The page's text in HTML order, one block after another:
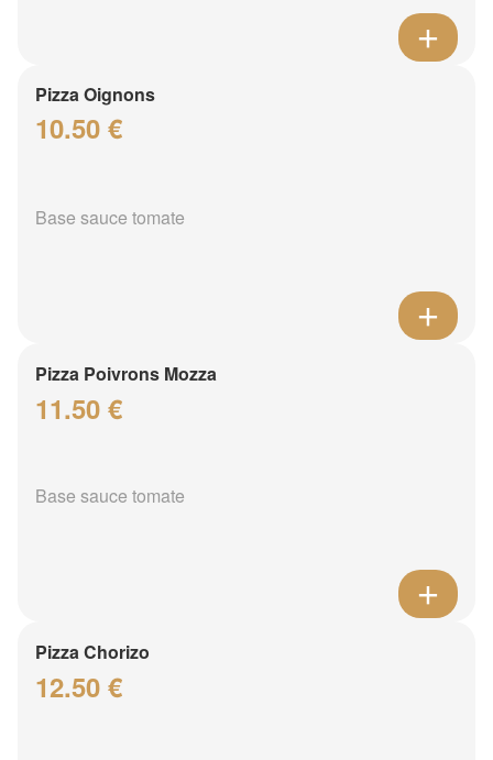
Pizza Oignons
10.50 €
Base sauce tomate
Pizza Poivrons Mozza
11.50 €
Base sauce tomate
Pizza Chorizo
12.50 €